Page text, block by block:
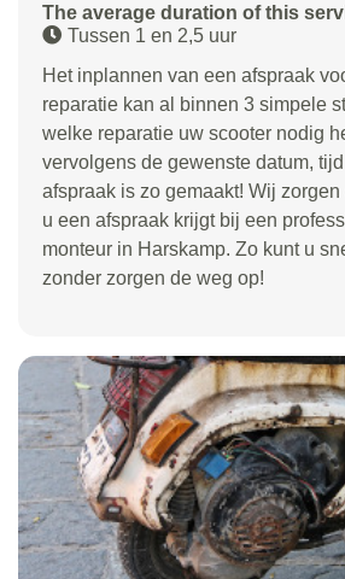
The average duration of this
Tussen 1 en 2,5 uur
Het inplannen van een afspraak
reparatie kan al binnen 3 simpele
welke reparatie uw scooter nodig
vervolgens de gewenste datum,
afspraak is zo gemaakt! Wij
u een afspraak krijgt bij een
monteur in Harskamp. Zo kunt u
zonder zorgen de weg op!